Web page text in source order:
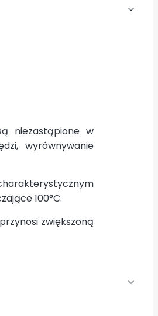
niezastąpione w
wyrównywanie
100°C.
zwiększoną